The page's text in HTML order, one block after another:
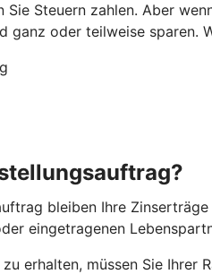
Sie Steuern zahlen. Aber
ganz oder teilweise sparen.
bleiben Ihre
eingetragenen
erhalten, müssen Sie